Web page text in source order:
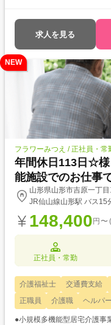
求人を見る
NEW
フラワーみつえ / 正社員・
年間休日113日☆様
能施設でのお仕事
山形県山形市吉原一丁
JR仙山線山形駅 バス15
148,400 円
正社員・常勤
介護福祉士 交通費支給
正職員
介護職 ヘルパー
●小規模多機能型居宅介護事